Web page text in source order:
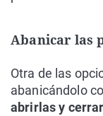
Abanicar las
Otra de las
abanicándolo
abrirlas y